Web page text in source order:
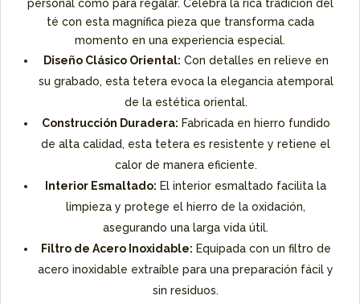
personal como para regalar. Celebra la rica tradición del
té con esta magnífica pieza que transforma cada
momento en una experiencia especial.
Diseño Clásico Oriental: Con detalles en relieve en
su grabado, esta tetera evoca la elegancia atemporal
de la estética oriental.
Construcción Duradera: Fabricada en hierro fundido
de alta calidad, esta tetera es resistente y retiene el
calor de manera eficiente.
Interior Esmaltado: El interior esmaltado facilita la
limpieza y protege el hierro de la oxidación,
asegurando una larga vida útil.
Filtro de Acero Inoxidable: Equipada con un filtro de
acero inoxidable extraíble para una preparación fácil y
sin residuos.